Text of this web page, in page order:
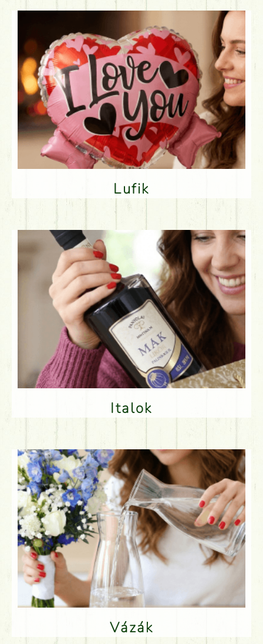
Lufik
Italok
Vázák